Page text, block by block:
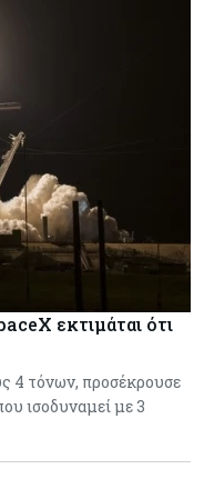
εκτιμάται ότι
4 τόνων, προσέκρουσε
ισοδυναμεί με 3